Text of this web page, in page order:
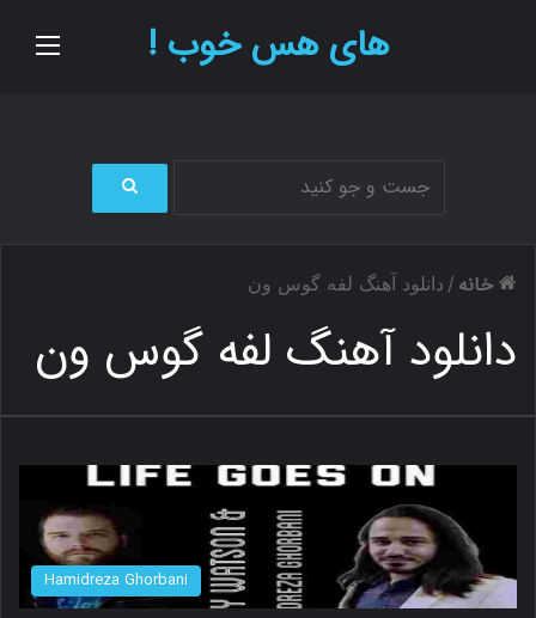
های هس خوب !
ج
ر
ی
خانه / دانلود آهنگ لفه گوس ون
دانلود آهنگ لفه گوس ون
Hamidreza Ghorbani